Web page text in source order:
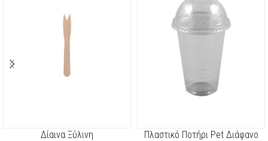
Δίαινα Ξύλινη Πλαστικό Ποτήρι Pet Διάφανο